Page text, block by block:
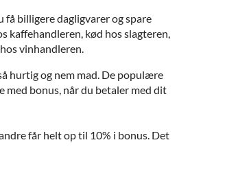
få billigere dagligvarer og spare
kaffehandleren, kød hos slagteren,
vinhandleren.
hurtig og nem mad. De populære
med bonus, når du betaler med dit
får helt op til 10% i bonus. Det